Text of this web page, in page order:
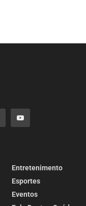
Entretenimento
Esportes
Eventos